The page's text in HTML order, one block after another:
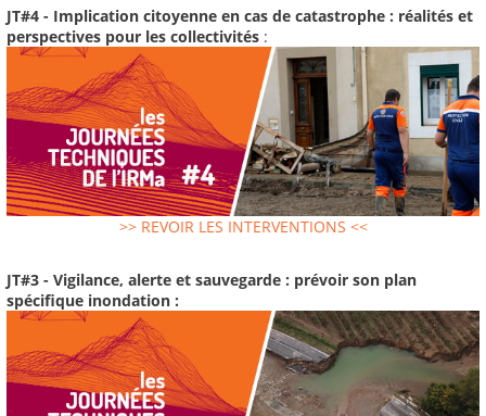
JT#4 - Implication citoyenne en cas de catastrophe : réalités et
perspectives pour les collectivités :
>> REVOIR LES INTERVENTIONS <<
JT#3 - Vigilance, alerte et sauvegarde : prévoir son plan
spécifique inondation :